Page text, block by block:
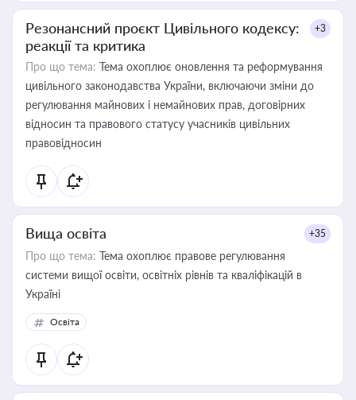
Резонансний проєкт Цивільного кодексу:
реакції та критика
+3
Про що тема: Тема охоплює оновлення та реформування
цивільного законодавства України, включаючи зміни до
регулювання майнових і немайнових прав, договірних
відносин та правового статусу учасників цивільних
правовідносин
Вища освіта +35
Про що тема: Тема охоплює правове регулювання
системи вищої освіти, освітніх рівнів та кваліфікацій в
Україні
Освіта